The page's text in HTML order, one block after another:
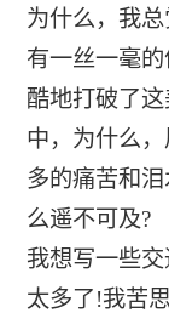
为什么，我
有一丝一毫的
酷地打破了
中，为什么
多的痛苦和
么遥不可及?
我想写一些交
太多了!我苦